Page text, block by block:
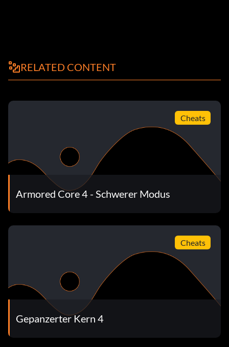
RELATED CONTENT
Cheats
Armored Core 4 - Schwerer Modus
Cheats
Gepanzerter Kern 4